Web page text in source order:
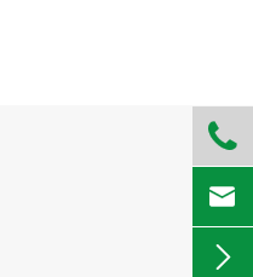


